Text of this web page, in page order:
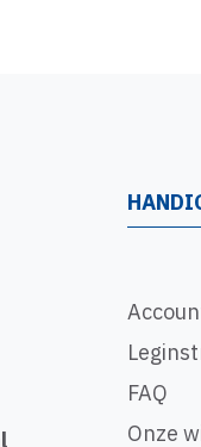
FAQ
Onze